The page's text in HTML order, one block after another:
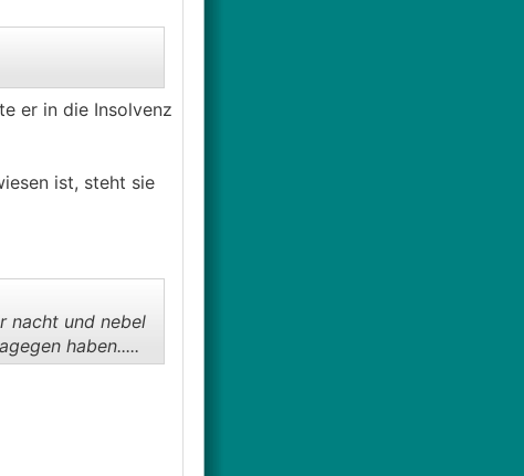
er in die Insolvenz
ist, steht sie
nacht und nebel
haben.....